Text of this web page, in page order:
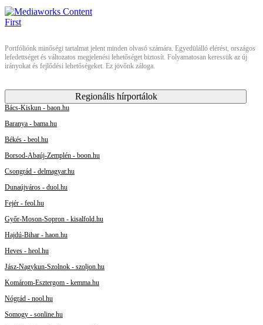
Portfóliónk minőségi tartalmat jelent minden olvasó számára. Egyedülálló elérést, országos
lefedettséget és változatos megjelenési lehetőséget biztosít. Folyamatosan keressük az új
irányokat és fejlődési lehetőségeket. Ez jövőnk záloga.
Regionális hírportálok
Bács-Kiskun - baon.hu
Baranya - bama.hu
Békés - beol.hu
Borsod-Abaúj-Zemplén - boon.hu
Csongrád - delmagyar.hu
Dunaújváros - duol.hu
Fejér - feol.hu
Győr-Moson-Sopron - kisalfold.hu
Hajdú-Bihar - haon.hu
Heves - heol.hu
Jász-Nagykun-Szolnok - szoljon.hu
Komárom-Esztergom - kemma.hu
Nógrád - nool.hu
Somogy - sonline.hu